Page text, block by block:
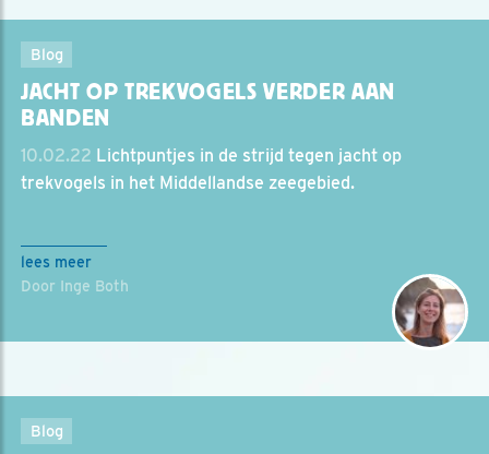
Blog
JACHT OP TREKVOGELS VERDER AAN
BANDEN
10.02.22 Lichtpuntjes in de strijd tegen jacht op
trekvogels in het Middellandse zeegebied.
lees meer
Door Inge Both
Blog